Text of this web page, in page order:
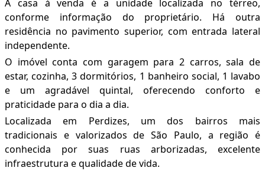
A casa à venda é a unidade localizada no térreo,
conforme informação do proprietário. Há outra
residência no pavimento superior, com entrada lateral
independente.
O imóvel conta com garagem para 2 carros, sala de
estar, cozinha, 3 dormitórios, 1 banheiro social, 1 lavabo
e um agradável quintal, oferecendo conforto e
praticidade para o dia a dia.
Localizada em Perdizes, um dos bairros mais
tradicionais e valorizados de São Paulo, a região é
conhecida por suas ruas arborizadas, excelente
infraestrutura e qualidade de vida.